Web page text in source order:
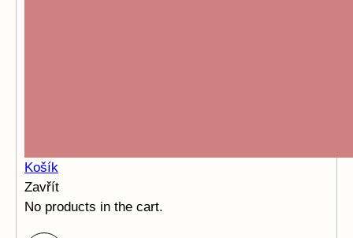
Košík
Zavřít
No products in the cart.